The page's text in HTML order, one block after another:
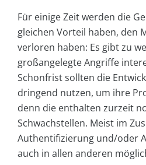
Für einige Zeit werden die
gleichen Vorteil haben, den
verloren haben: Es gibt zu
großangelegte Angriffe
Schonfrist sollten die
dringend nutzen, um ihre
denn die enthalten zurzeit
Schwachstellen. Meist im
Authentifizierung und/oder
auch in allen anderen